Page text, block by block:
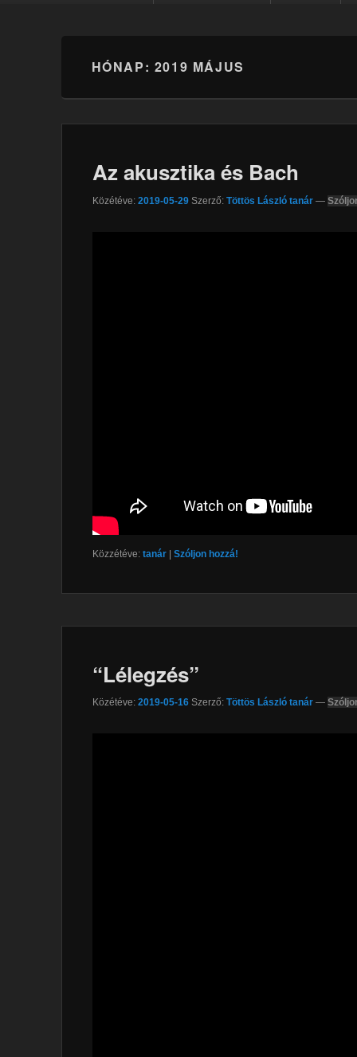
HÓNAP: 2019 MÁJUS
Az akusztika és Bach
Közétéve: 2019-05-29 Szerző: Töttös László tanár —
Közzétéve: tanár | Szóljon hozzá!
“Lélegzés”
Közétéve: 2019-05-16 Szerző: Töttös László tanár —